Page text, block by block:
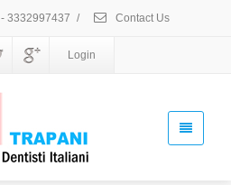
3332997437 / Contact Us
Login